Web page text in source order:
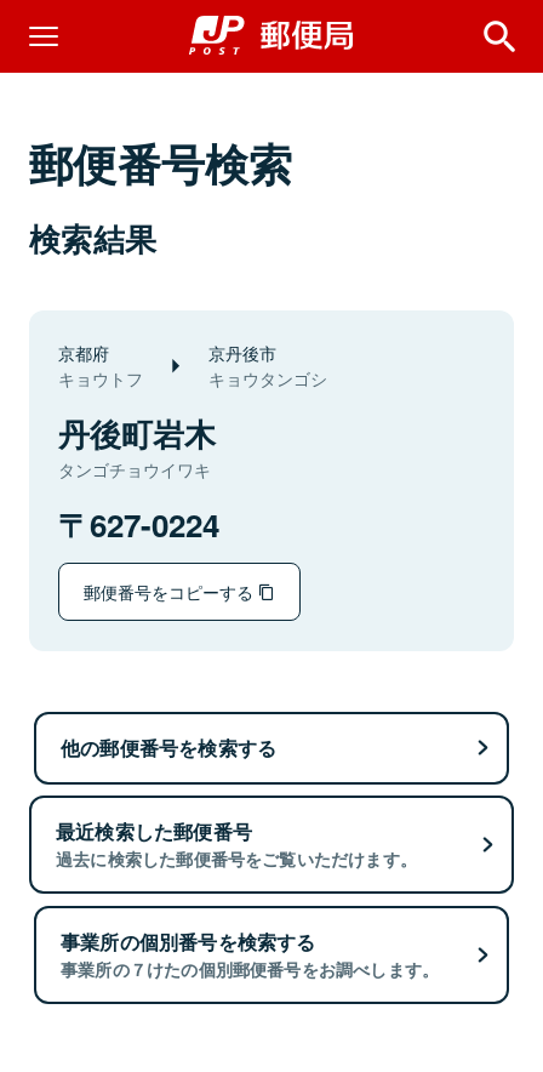
郵便番号検索
検索結果
京都府
キョウトフ
京丹後市
キョウタンゴシ
丹後町岩木
タンゴチョウイワキ
627-0224
郵便番号をコピーする
他の郵便番号を検索する
最近検索した郵便番号
過去に検索した郵便番号をご覧いただけます。
事業所の個別番号を検索する
事業所の７けたの個別郵便番号をお調べします。